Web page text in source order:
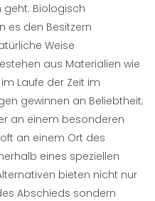
geht. Biologisch
es den Besitzern
Weise
aus Materialien wie
Laufe der Zeit im
gewinnen an Beliebtheit;
an einem besonderen
an einem Ort des
eines speziellen
bieten nicht nur
Abschieds sondern